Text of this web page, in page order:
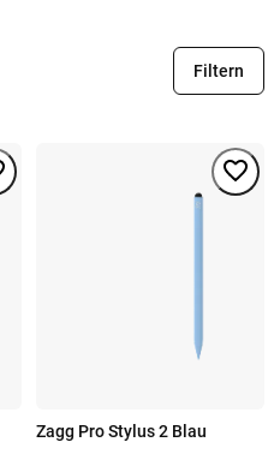
Filtern
Zagg Pro Stylus 2 Blau